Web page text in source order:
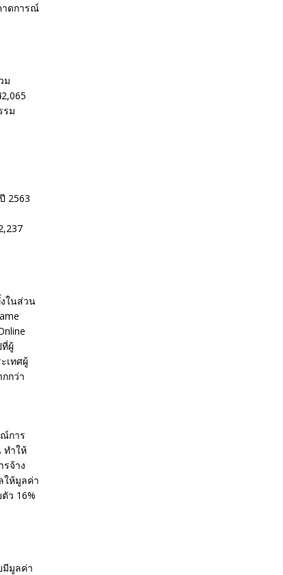
าดการณ์
ม
รม
2563
ในส่วน
ที่ผู้
เทศผู้
กว่า
การ
ทำให้
จ้าง
ให้มูลค่า
ว 16%
มีมูลค่า